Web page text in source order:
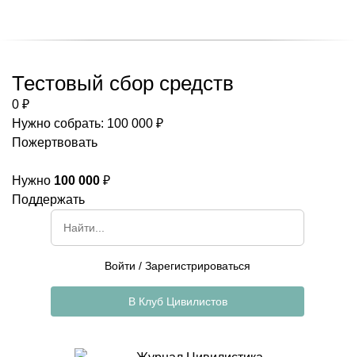
Тестовый сбор средств
0 ₽
Нужно собрать: 100 000 ₽
Пожертвовать
Нужно 100 000 ₽
Поддержать
Войти / Зарегистрироваться
В Клуб Цивилистов